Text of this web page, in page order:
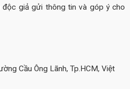
độc giả gửi thông tin và góp ý cho
Cầu Ông Lãnh, Tp.HCM, Việt